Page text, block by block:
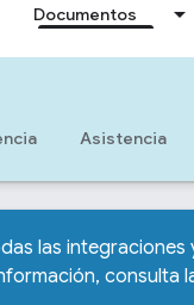
Documentos
Asistencia
las
consulta